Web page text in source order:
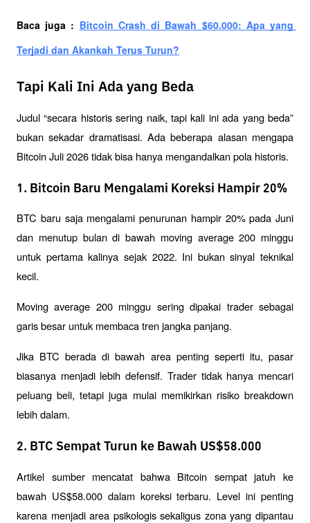
Baca juga : Bitcoin Crash di Bawah $60.000: Apa yang
Terjadi dan Akankah Terus Turun?
Tapi Kali Ini Ada yang Beda
Judul “secara historis sering naik, tapi kali ini ada yang beda”
bukan sekadar dramatisasi. Ada beberapa alasan mengapa
Bitcoin Juli 2026 tidak bisa hanya mengandalkan pola historis.
1. Bitcoin Baru Mengalami Koreksi Hampir 20%
BTC baru saja mengalami penurunan hampir 20% pada Juni
dan menutup bulan di bawah moving average 200 minggu
untuk pertama kalinya sejak 2022. Ini bukan sinyal teknikal
kecil.
Moving average 200 minggu sering dipakai trader sebagai
garis besar untuk membaca tren jangka panjang.
Jika BTC berada di bawah area penting seperti itu, pasar
biasanya menjadi lebih defensif. Trader tidak hanya mencari
peluang beli, tetapi juga mulai memikirkan risiko breakdown
lebih dalam.
2. BTC Sempat Turun ke Bawah US$58.000
Artikel sumber mencatat bahwa Bitcoin sempat jatuh ke
bawah US$58.000 dalam koreksi terbaru. Level ini penting
karena menjadi area psikologis sekaligus zona yang dipantau